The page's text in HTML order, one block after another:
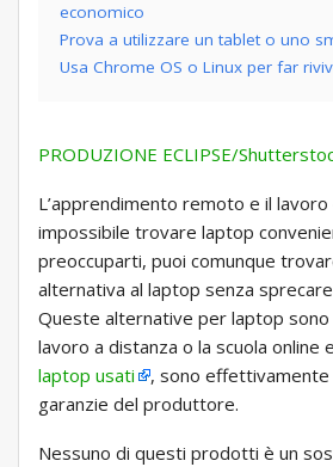
economico
Prova a utilizzare un tablet o uno
Usa Chrome OS o Linux per far
PRODUZIONE ECLIPSE/
L’apprendimento remoto e il
impossibile trovare laptop
preoccuparti, puoi comunque
alternativa al laptop senza
Queste alternative per laptop
lavoro a distanza o la scuola online
laptop usati
, sono
garanzie del produttore.
Nessuno di questi prodotti è un